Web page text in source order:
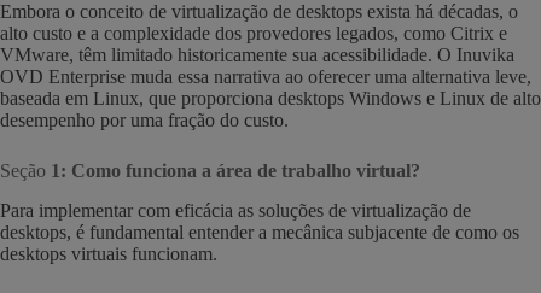
Embora o conceito de virtualização de desktops exista há décadas, o
alto custo e a complexidade dos provedores legados, como Citrix e
VMware, têm limitado historicamente sua acessibilidade. O Inuvika
OVD Enterprise muda essa narrativa ao oferecer uma alternativa leve,
baseada em Linux, que proporciona desktops Windows e Linux de alto
desempenho por uma fração do custo.
Seção 1: Como funciona a área de trabalho virtual?
Para implementar com eficácia as soluções de virtualização de
desktops, é fundamental entender a mecânica subjacente de como os
desktops virtuais funcionam.